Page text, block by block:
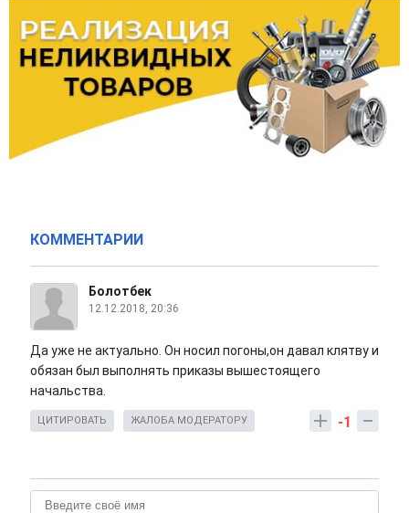
КОММЕНТАРИИ
Болотбек
12.12.2018, 20:36
Да уже не актуально. Он носил погоны,он давал клятву и
обязан был выполнять приказы вышестоящего
начальства.
-1
ЦИТИРОВАТЬ ЖАЛОБА МОДЕРАТОРУ